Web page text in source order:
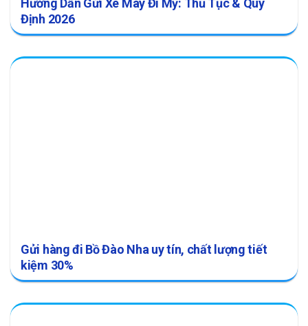
Hướng Dẫn Gửi Xe Máy Đi Mỹ: Thủ Tục & Quy
Định 2026
Gửi hàng đi Bồ Đào Nha uy tín, chất lượng tiết
kiệm 30%